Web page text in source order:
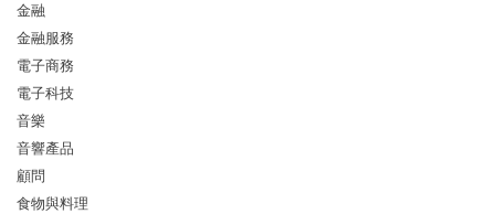
金融
金融服務
電子商務
電子科技
音樂
音響產品
顧問
食物與料理